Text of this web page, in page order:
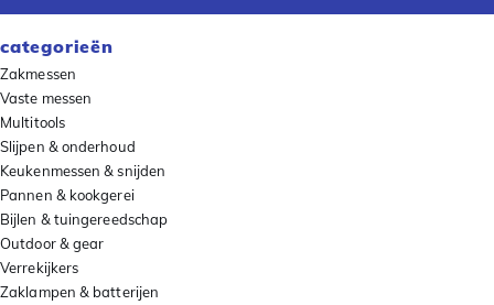
categorieën
Zakmessen
Vaste messen
Multitools
Slijpen & onderhoud
Keukenmessen & snijden
Pannen & kookgerei
Bijlen & tuingereedschap
Outdoor & gear
Verrekijkers
Zaklampen & batterijen